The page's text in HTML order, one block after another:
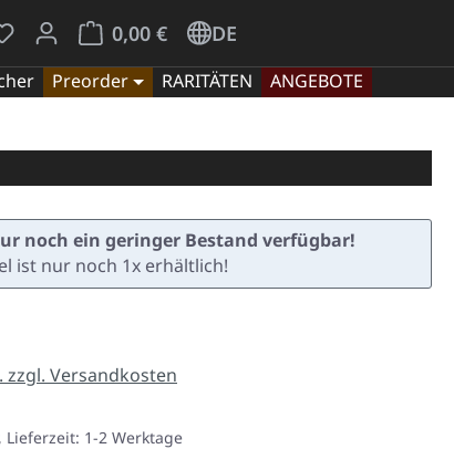
hast 0 Produkte auf dem Merkzettel
0,00 €
Warenkorb enthält 0 Positionen. Der
DE
Preorder RARITÄTEN
ANGEBOTE
noch ein geringer Bestand verfügbar!
ist nur noch 1x erhältlich!
zzgl. Versandkosten
1-2 Werktage